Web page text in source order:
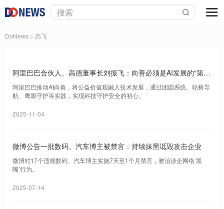
DoNews > 高飞
阿里巴巴合伙人、高德董事长刘振飞：向善必须是AI发展的“第一
性原理”
阿里巴巴推动AI向善，将公益价值观融入技术发展，通过团圆系统、轮椅导
航、鹰眼守护等实践，实现科技守护安全的初心。
2025-11-04
微博公告一批数码、汽车博主被禁言：持续抹黑诋毁攻击企业
微博对17个违规数码、汽车博主实施7天至1个月禁言，整治涉企网络‘黑
嘴’行为。
2025-07-14